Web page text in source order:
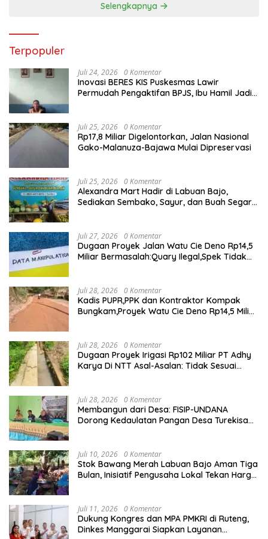
Selengkapnya
Terpopuler
Juli 24, 2026 0 Komentar
Inovasi BERES KIS Puskesmas Lawir
Permudah Pengaktifan BPJS, Ibu Hamil Jadi
Juli 25, 2026 0 Komentar
Rp17,8 Miliar Digelontorkan, Jalan Nasional
Gako-Malanuza-Bajawa Mulai Dipreservasi
Juli 25, 2026 0 Komentar
Alexandra Mart Hadir di Labuan Bajo,
Sediakan Sembako, Sayur, dan Buah Segar
Juli 27, 2026 0 Komentar
Dugaan Proyek Jalan Watu Cie Deno Rp14,5
Miliar Bermasalah:Quary Ilegal,Spek Tidak
Juli 28, 2026 0 Komentar
Kadis PUPR,PPK dan Kontraktor Kompak
Bungkam,Proyek Watu Cie Deno Rp14,5 Miliar
Juli 28, 2026 0 Komentar
Dugaan Proyek Irigasi Rp102 Miliar PT Adhy
Karya Di NTT Asal-Asalan: Tidak Sesuai
Juli 28, 2026 0 Komentar
Membangun dari Desa: FISIP-UNDANA
Dorong Kedaulatan Pangan Desa Turekisa
Juli 10, 2026 0 Komentar
Stok Bawang Merah Labuan Bajo Aman Tiga
Bulan, Inisiatif Pengusaha Lokal Tekan Harga
Juli 11, 2026 0 Komentar
Dukung Kongres dan MPA PMKRI di Ruteng,
Dinkes Manggarai Siapkan Layanan